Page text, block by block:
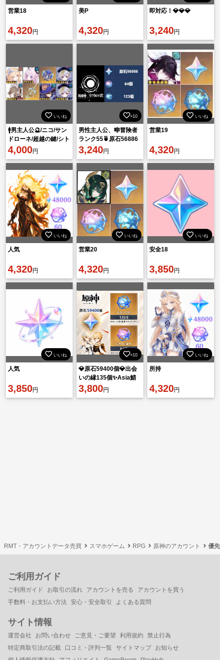
営業18
4,320円
美P
4,320円
即対応！💎💎💎
3,240円
いいね
🚹男主人公🔮/ニコ/サン
ドローネ/超越の鍵/シト
ラリ/祭星者の眺め/七七
1凸/モナ🔮
4,000円
×10
男性主人公、🎼冒険者
ランク55🍵原石56886
個🎵紡がれた運命64個
🎵🍵🎼最安🎵🍵
3,240円
いいね
営業19
4,320円
いいね
人気
4,320円
いいね
営業20
4,320円
いいね
安全18
3,850円
いいね
人気
3,850円
×10
💎原石59400個💎出会
いの縁135個✨Asia鯖
🔥即購入OK⚡
3,800円
いいね
所持
4,320円
RMT・アカウントデータ売買 スマホゲーム RPG 原神のアカウント 優
ご利用ガイド
ご利用ガイド お取引の流れ アカウントを売る
アカウントを買う
手数料・お支払い方法 安心・安全取引 よくある質問
サイト情報
運営会社 お問い合わせ ご意見・ご要望 利用規約
禁止行為
特定商取引法の記載
口コミ・評判一覧 サイトマップ
お知らせ